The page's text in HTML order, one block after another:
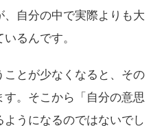
自分の中で実際よりも大
るんです。
とが少なくなると、その
。そこから「自分の意思
うになるのではないでし